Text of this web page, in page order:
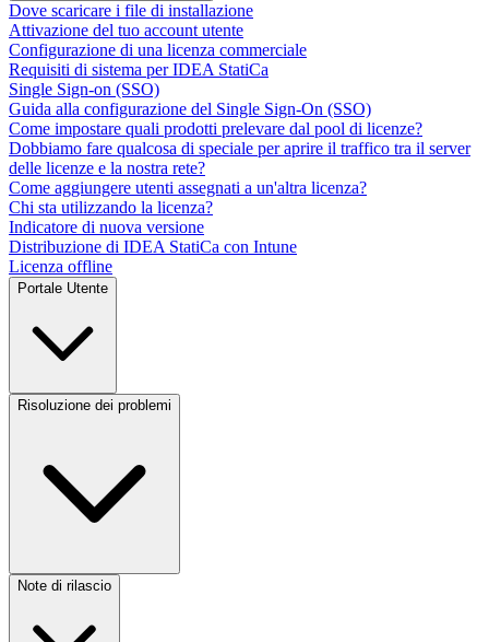
Dove scaricare i file di installazione
Attivazione del tuo account utente
Configurazione di una licenza commerciale
Requisiti di sistema per IDEA StatiCa
Single Sign-on (SSO)
Guida alla configurazione del Single Sign-On (SSO)
Come impostare quali prodotti prelevare dal pool di licenze?
Dobbiamo fare qualcosa di speciale per aprire il traffico tra il server
delle licenze e la nostra rete?
Come aggiungere utenti assegnati a un'altra licenza?
Chi sta utilizzando la licenza?
Indicatore di nuova versione
Distribuzione di IDEA StatiCa con Intune
Licenza offline
Portale Utente
Risoluzione dei problemi
Note di rilascio